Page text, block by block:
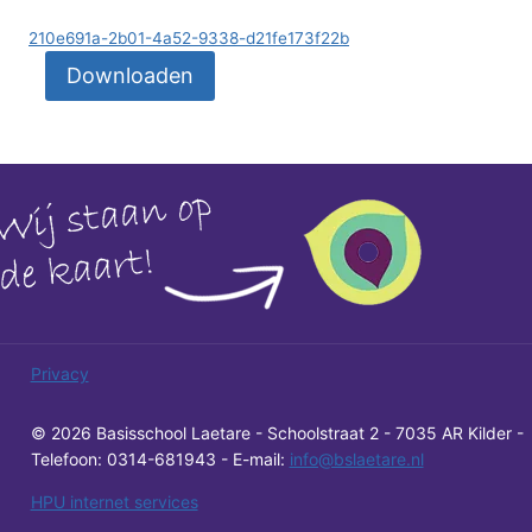
210e691a-2b01-4a52-9338-d21fe173f22b
Downloaden
Privacy
© 2026 Basisschool Laetare - Schoolstraat 2 - 7035 AR Kilder -
Telefoon: 0314-681943 - E-mail: info@bslaetare.nl
HPU internet services